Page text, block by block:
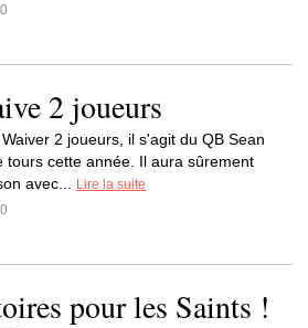
2 joueurs
2 joueurs, il s'agit du QB Sean
tours cette année. Il aura sûrement
avec...
Lire la suite
pour les Saints !